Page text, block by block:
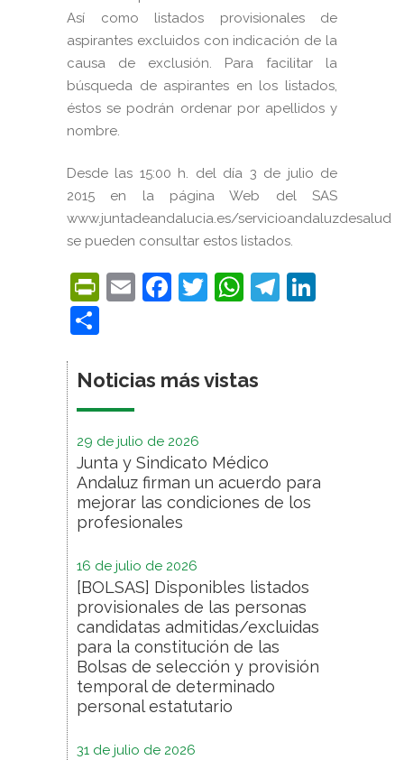
Así como listados provisionales de
aspirantes excluidos con indicación de la
causa de exclusión. Para facilitar la
búsqueda de aspirantes en los listados,
éstos se podrán ordenar por apellidos y
nombre.
Desde las 15:00 h. del día 3 de julio de
2015 en la página Web del SAS
www.juntadeandalucia.es/servicioandaluzdesalud
se pueden consultar estos listados.
PrintFriendly
EmailFacebook
Twitter
WhatsApp
Noticias más vistas
29 de julio de 2026
Junta y Sindicato Médico
Andaluz firman un acuerdo para
mejorar las condiciones de los
profesionales
16 de julio de 2026
[BOLSAS] Disponibles listados
provisionales de las personas
candidatas admitidas/excluidas
para la constitución de las
Bolsas de selección y provisión
temporal de determinado
personal estatutario
31 de julio de 2026